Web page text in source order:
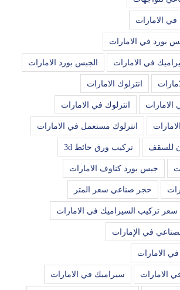
في الامارات
بورد في الامارات
في الامارات الجبس بورد الامارات
انترلوك الامارات
انترلوك في الامارات
انترلوك مستعمل في الامارات
للسقف تركيب ورق حائط 3d
جبس بورد كناوف الامارات
حجر صناعي سعر المتر
سعر تركيب السيراميك في الامارات
في الإمارات
الامارات
الامارات سيراميك في الامارات